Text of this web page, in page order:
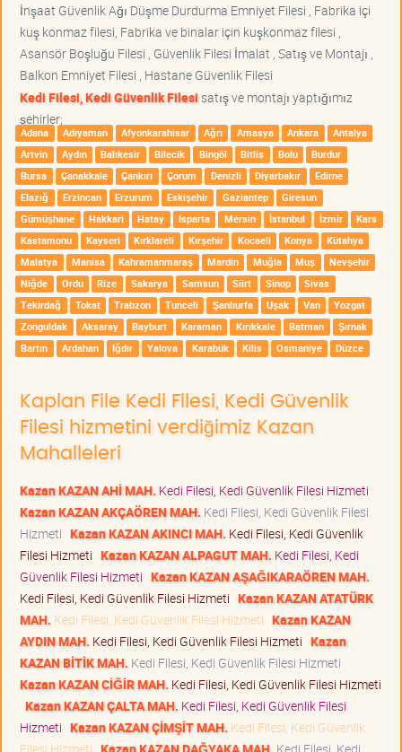
İnşaat Güvenlik Ağı Düşme Durdurma Emniyet Filesi , Fabrika içi
kuş konmaz filesi, Fabrika ve binalar için kuşkonmaz filesi ,
Asansör Boşluğu Filesi , Güvenlik Filesi İmalat , Satış ve Montajı ,
Balkon Emniyet Filesi , Hastane Güvenlik Filesi
Kedi Filesi, Kedi Güvenlik Filesisatış ve montajı yaptığımız
şehirler;
Adana Adıyaman Afyonkarahisar Ağrı Amasya Ankara
Antalya
Artvin
Aydın Balıkesir Bilecik Bingöl Bitlis Bolu
Burdur
Bursa
Çanakkale Çankırı Çorum Denizli Diyarbakır
Edirne
Elazığ
Erzincan Erzurum Eskişehir Gaziantep
Giresun
Gümüşhane
Hakkari Hatay Isparta Mersin İstanbul İzmir
Kars
Kastamonu
Kayseri Kırklareli Kırşehir Kocaeli Konya
Kütahya
Malatya
Manisa Kahramanmaraş Mardin Muğla Muş
Nevşehir
Niğde
Ordu Rize Sakarya Samsun Siirt Sinop
Sivas
Tekirdağ
Tokat Trabzon Tunceli Şanlıurfa Uşak Van
Yozgat
Zonguldak
Aksaray Bayburt Karaman Kırıkkale Batman
Şırnak
Bartın
Ardahan Iğdır Yalova Karabük Kilis Osmaniye Düzce
Kaplan File Kedi Filesi, Kedi Güvenlik
Filesi hizmetini verdiğimiz Kazan
Mahalleleri
Kazan KAZAN AHİ MAH. Kedi Filesi, Kedi Güvenlik Filesi Hizmeti
Kazan KAZAN AKÇAÖREN MAH. Kedi Filesi, Kedi Güvenlik Filesi
Hizmeti Kazan KAZAN AKINCI MAH. Kedi Filesi, Kedi Güvenlik
Filesi Hizmeti Kazan KAZAN ALPAGUT MAH. Kedi Filesi, Kedi
Güvenlik Filesi Hizmeti Kazan KAZAN AŞAĞIKARAÖREN MAH.
Kedi Filesi, Kedi Güvenlik Filesi Hizmeti Kazan KAZAN ATATÜRK
MAH. Kedi Filesi, Kedi Güvenlik Filesi Hizmeti Kazan KAZAN
AYDIN MAH. Kedi Filesi, Kedi Güvenlik Filesi Hizmeti Kazan
KAZAN BİTİK MAH. Kedi Filesi, Kedi Güvenlik Filesi Hizmeti
Kazan KAZAN CİĞİR MAH. Kedi Filesi, Kedi Güvenlik Filesi Hizmeti
Kazan KAZAN ÇALTA MAH. Kedi Filesi, Kedi Güvenlik Filesi
Hizmeti Kazan KAZAN ÇİMŞİT MAH. Kedi Filesi, Kedi Güvenlik